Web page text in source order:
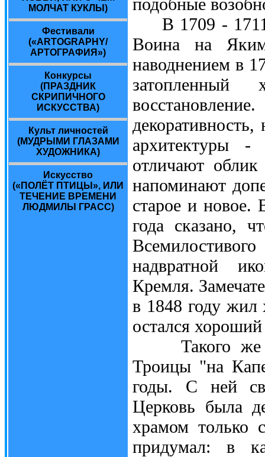
МОЛЧАТ КУКЛЫ)
Фестивали
(«ARTOGRAPHY/
АРТОГРАФИЯ»)
Конкурсы
(ПРАЗДНИК
СКРИПИЧНОГО
ИСКУССТВА)
Культ личностей
(МУДРЫМИ ГЛАЗАМИ
ХУДОЖНИКА)
Искусство
(«ПОЛЁТ ПТИЦЫ», ИЛИ
ТЕЧЕНИЕ ВРЕМЕНИ
ЛЮДМИЛЫ ГРАСС)
В 1709 - 1711
Воина на
наводнением в
архитектуры
отличают
напоминают
старое и новое.
года сказано,
надвратной
Кремля.
в 1848 году жил
остался
Такого же
Троицы "на
годы. С ней
Церковь была
храмом только
придумал: в